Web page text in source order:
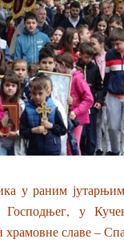
у раним
Господњег, у
храмовне славе –